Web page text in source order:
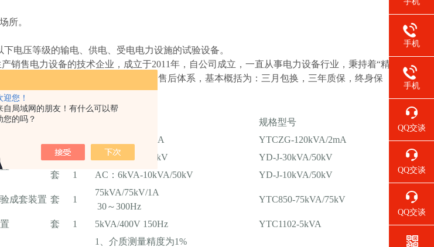
迎您！
自局域网的朋友！有什么可以帮
您的吗？
所。
电压等级的输电、供电、受电电力设施的试验设备。
销售电力设备的技术企业，成立于2011年，自公司成立，一直从事电力设备行业，秉持着“精
该公司生产的设备，拥有一套完整的售后体系，基本概括为：三月包换，三年质保，终身保
心全意服务好每一个顾客！
规格型号
DC：120kV/2mA YTCZG-120kVA/2mA
套 AC：30kVA/50kV
YD-J-30kVA/50kV
套
1 AC：6kVA-10kVA/50kV YD-J-10kVA/50kV
成套装置 套 1
75kVA/75kV/1A
30～300Hz
YTC850-75kVA/75kV
套 1 5kVA/400V 150Hz YTC1102-5kVA
1、介质测量精度为1%
手机
手机
QQ交谈
QQ交谈
QQ交谈